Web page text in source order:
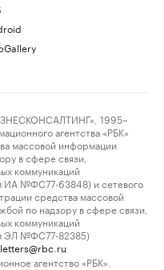
1995–
агентства «РБК»
массовой информации
в сфере связи,
коммуникаций
ИА №ФС77-63848) и сетевого
средства массовой
по надзору в сфере связи,
коммуникаций
ЭЛ №ФС77-82385)
letters@rbc.ru
агентство «РБК».